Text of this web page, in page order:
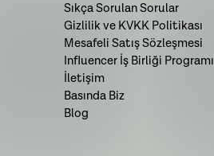
Sıkça Sorulan Sorular
Gizlilik ve KVKK Politikası
Mesafeli Satış Sözleşmesi
Influencer İş Birliği Programı
İletişim
Basında Biz
Blog